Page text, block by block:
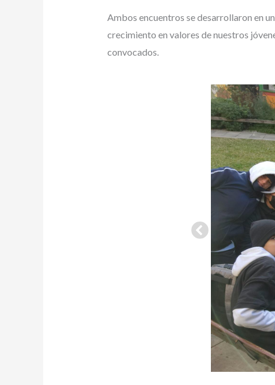
Ambos encuentros se desarrollaron en
crecimiento en valores de nuestros
convocados.